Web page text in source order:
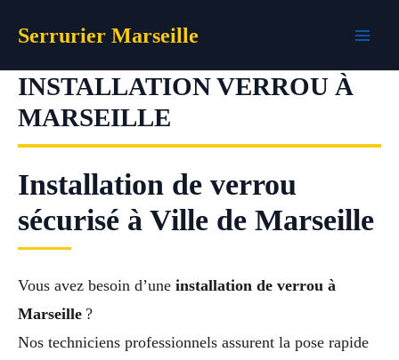
Serrurier Marseille
INSTALLATION VERROU À
MARSEILLE
Installation de verrou
sécurisé à Ville de Marseille
Vous avez besoin d’une installation de verrou à
Marseille ?
Nos techniciens professionnels assurent la pose rapide